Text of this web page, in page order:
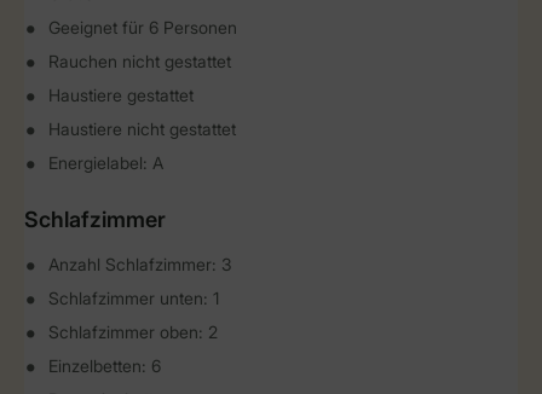
Geeignet für 6 Personen
Rauchen nicht gestattet
Haustiere gestattet
Haustiere nicht gestattet
Energielabel: A
Schlafzimmer
Anzahl Schlafzimmer: 3
Schlafzimmer unten: 1
Schlafzimmer oben: 2
Einzelbetten: 6